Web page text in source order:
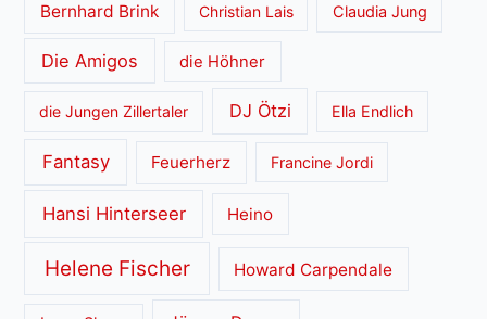
Bernhard Brink Christian Lais Claudia Jung
Die Amigos die Höhner
die Jungen Zillertaler DJ Ötzi Ella Endlich
Fantasy Feuerherz Francine Jordi
Hansi Hinterseer Heino
Helene Fischer Howard Carpendale